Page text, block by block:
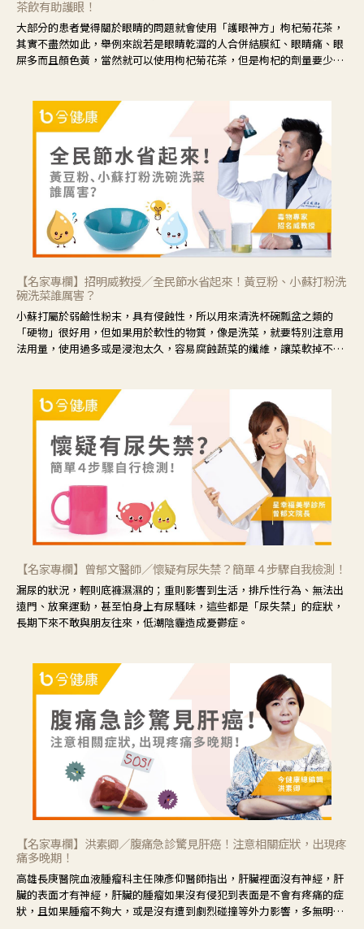
茶飲有助護眼！
大部分的患者覺得關於眼睛的問題就會使用「護眼神方」枸杞菊花茶，
其實不盡然如此，舉例來說若是眼睛乾澀的人合併結膜紅、眼睛痛、眼
屎多而且顏色黃，當然就可以使用枸杞菊花茶，但是枸杞的劑量要少，
候就要使用菊花、金銀花來治療；假如單純的眼睛乾澀，結膜沒有紅，
眼睛周圍沒有眼屎，這種情況是屬於「陰虛」，就可以使用枸杞、蓮
藕、麥門冬、山藥等比較滋潤的藥材，效果就更顯著。
【名家專欄】招明威教授／全民節水省起來！黃豆粉、小蘇打粉洗
碗洗菜誰厲害？
小蘇打屬於弱鹼性粉末，具有侵蝕性，所以用來清洗杯碗瓢盆之類的
「硬物」很好用，但如果用於軟性的物質，像是洗菜，就要特別注意用
法用量，使用過多或是浸泡太久，容易腐蝕蔬菜的纖維，讓菜軟掉不清
【名家專欄】曾郁文醫師／懷疑有尿失禁？簡單４步驟自我檢測！
漏尿的狀況，輕則底褲濕濕的；重則影響到生活，排斥性行為、無法出
遠門、放棄運動，甚至怕身上有尿騷味，這些都是「尿失禁」的症狀，
長期下來不敢與朋友往來，低潮陰霾造成憂鬱症。
【名家專欄】洪素卿／腹痛急診驚見肝癌！注意相關症狀，出現疼
痛多晚期！
高雄長庚醫院血液腫瘤科主任陳彥仰醫師指出，肝臟裡面沒有神經，肝
臟的表面才有神經，肝臟的腫瘤如果沒有侵犯到表面是不會有疼痛的症
狀，且如果腫瘤不夠大，或是沒有遭到劇烈碰撞等外力影響，多無明顯